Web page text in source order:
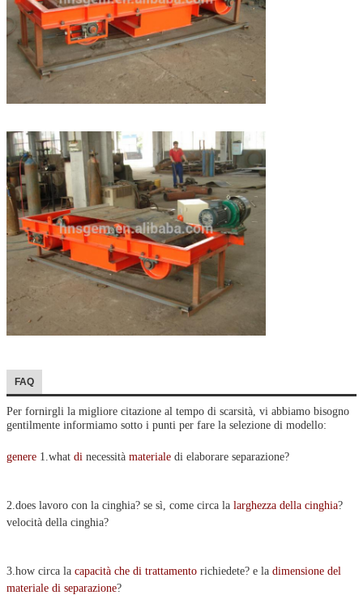
FAQ
Per fornirgli la migliore citazione al tempo di scarsità, vi abbiamo bisogno
gentilmente informiamo sotto i punti per fare la selezione di modello:
genere 1.what di necessità materiale di elaborare separazione?
2.does lavoro con la cinghia? se sì, come circa la larghezza della cinghia?
velocità della cinghia?
3.how circa la capacità che di trattamento richiedete? e la dimensione del
materiale di separazione?